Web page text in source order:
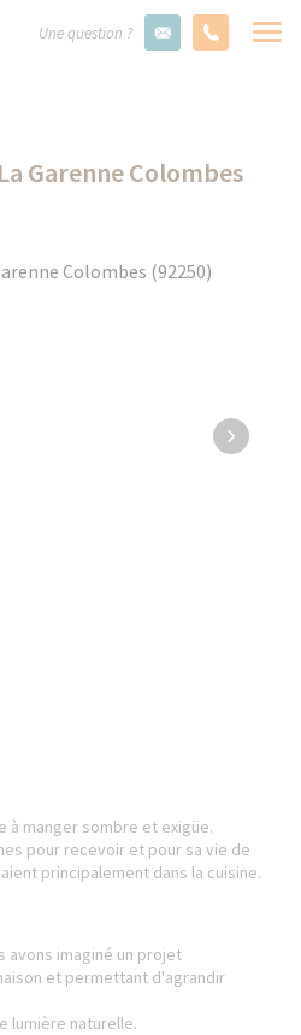
Une question ?
Garenne Colombes
à manger sombre et exigüe.
pour recevoir et pour sa vie de
principalement dans la cuisine.
avons imaginé un projet
et permettant d'agrandir
lumière naturelle.